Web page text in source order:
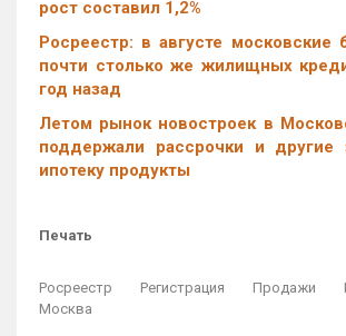
рост составил 1,2%
Росреестр: в августе московские
почти столько же жилищных
год назад
Летом рынок новостроек в
поддержали рассрочки и
ипотеку продукты
Печать
Росреестр Регистрация Продажи
Москва